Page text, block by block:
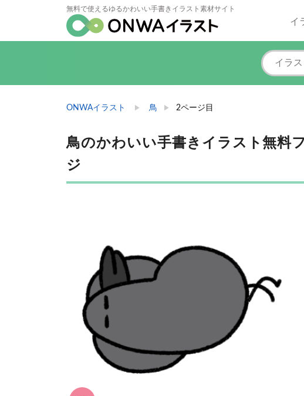
無料で使えるゆるかわいい手書きイラスト素材サイト
イ
ONWAイラスト 鳥 2ページ目
鳥のかわいい手書きイラスト無料
ジ